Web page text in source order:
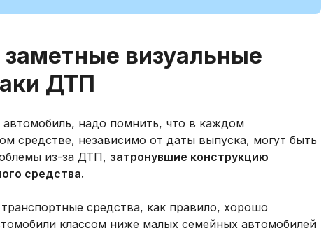
визуальные
ДТП
автомобиль, надо помнить, что в каждом
средстве, независимо от даты выпуска, могут быть
из-за ДТП, затронувшие конструкцию
средства.
средства, как правило, хорошо
классом ниже малых семейных автомобилей